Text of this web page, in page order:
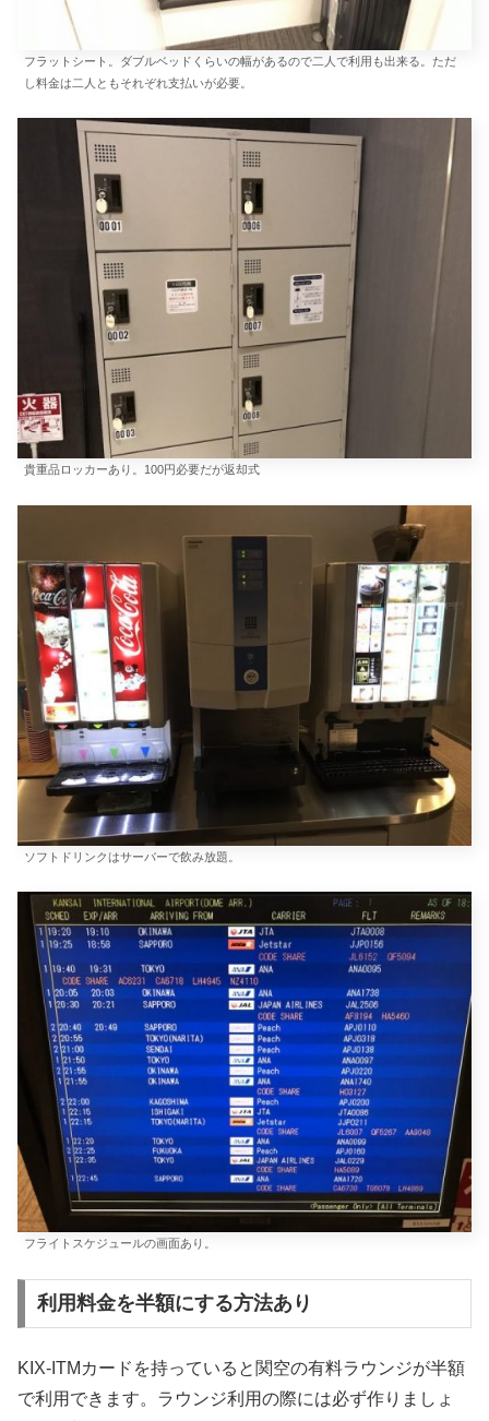
フラットシート。ダブルベッドくらいの幅があるので二人で利用も出来る。ただ
し料金は二人ともそれぞれ支払いが必要。
貴重品ロッカーあり。100円必要だが返却式
ソフトドリンクはサーバーで飲み放題。
フライトスケジュールの画面あり。
利用料金を半額にする方法あり
KIX-ITMカードを持っていると関空の有料ラウンジが半額
で利用できます。ラウンジ利用の際には必ず作りましょ